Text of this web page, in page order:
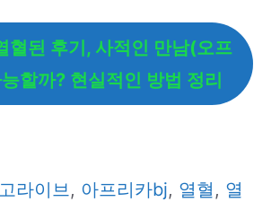
혈된 후기, 사적인 만남(오프
할까? 현실적인 방법 정리
라이브, 아프리카bj, 열혈 , 열